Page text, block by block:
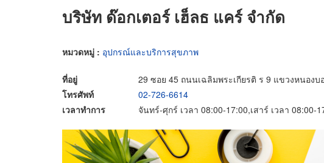
บริษัท ด๊อกเตอร์ เฮ็ลธ แคร์ จำกัด
หมวดหมู่ : อุปกรณ์และบริการสุขภาพ
ที่อยู่
29 ซอย 45 ถนนเฉลิมพระเกียรติ ร 9 แขวงหนองบ
โทรศัพท์
02-726-6614
เวลาทำการ
จันทร์-ศุกร์ เวลา 08:00-17:00,เสาร์ เวลา 08:00-